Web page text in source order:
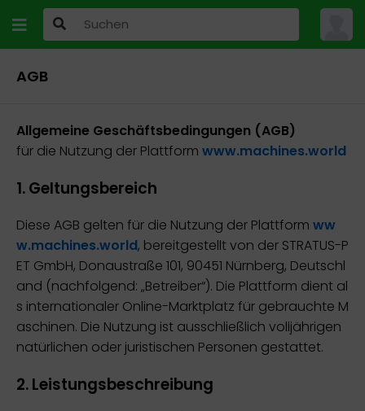
AGB
Allgemeine Geschäftsbedingungen (AGB)
für die Nutzung der Plattform www.machines.world
1. Geltungsbereich
Diese AGB gelten für die Nutzung der Plattform ww
w.machines.world, bereitgestellt von der STRATUS-P
ET GmbH, Donaustraße 101, 90451 Nürnberg, Deutschl
and (nachfolgend: „Betreiber“). Die Plattform dient al
s internationaler Online-Marktplatz für gebrauchte M
aschinen. Die Nutzung ist ausschließlich volljährigen
natürlichen oder juristischen Personen gestattet.
2. Leistungsbeschreibung